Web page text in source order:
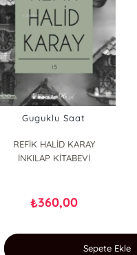
Guguklu Saat
REFİK HALİD KARAY
İNKILAP KİTABEVİ
₺360,00
Sepete Ekle